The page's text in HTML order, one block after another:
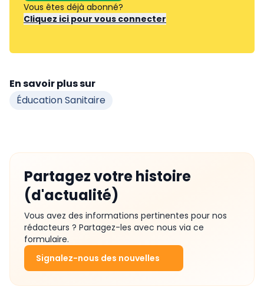
Vous êtes déjà abonné?
Cliquez ici pour vous connecter
En savoir plus sur
Éducation Sanitaire
Partagez votre histoire
(d'actualité)
Vous avez des informations pertinentes pour nos
rédacteurs ? Partagez-les avec nous via ce
formulaire.
Signalez-nous des nouvelles